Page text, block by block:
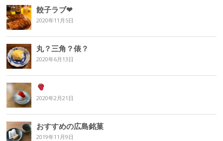
餃子ラブ❤︎
2020年11月5日
丸？三角？俵？
2020年6月13日
2020年2月21日
おすすめの広島銘菓
2019年11月9日